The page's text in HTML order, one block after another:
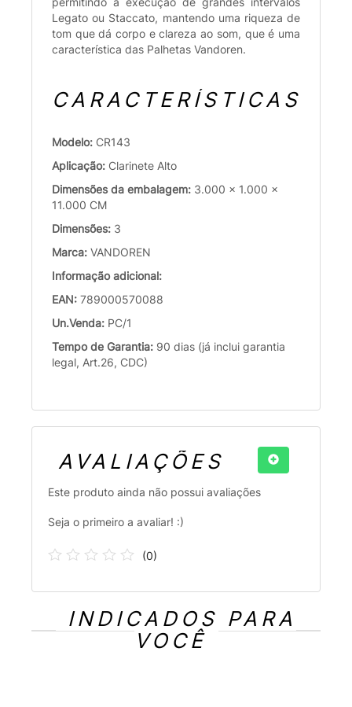
Legato ou Staccato, mantendo uma riqueza de
tom que dá corpo e clareza ao som, que é uma
característica das Palhetas Vandoren.
CARACTERÍSTICAS
Modelo: CR143
Aplicação: Clarinete Alto
Dimensões da embalagem: 3.000 x 1.000 x
11.000 CM
Dimensões: 3
Marca: VANDOREN
Informação adicional:
EAN: 789000570088
Un.Venda: PC/1
Tempo de Garantia: 90 dias (já inclui garantia
legal, Art.26, CDC)
AVALIAÇÕES
Este produto ainda não possui avaliações
Seja o primeiro a avaliar! :)
(0)
INDICADOS PARA
VOCÊ